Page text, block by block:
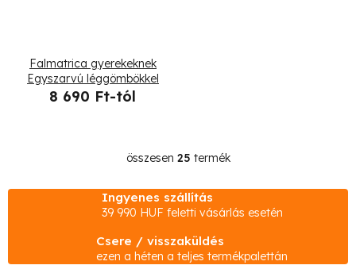
Falmatrica gyerekeknek
Egyszarvú léggömbökkel
8 690 Ft-tól
L
i
s
a
összesen 25 termék
Ingyenes szállítás
39 990 HUF feletti vásárlás esetén
Csere / visszaküldés
ezen a héten a teljes termékpalettán